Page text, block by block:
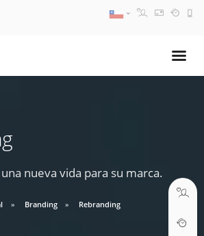
nueva vida para su marca.
Branding Rebranding
AM A 18:30 PM